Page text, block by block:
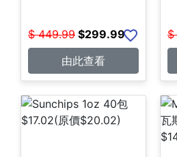
$ 449.99 $299.99
由此查看
$